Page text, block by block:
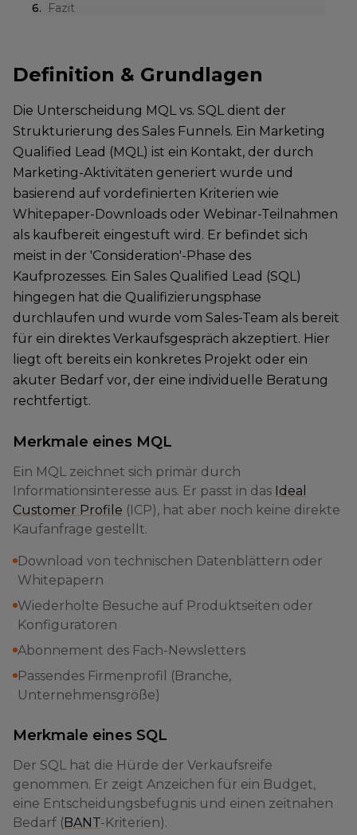
6. Fazit
Definition & Grundlagen
Die Unterscheidung MQL vs. SQL dient der
Strukturierung des Sales Funnels. Ein Marketing
Qualified Lead (MQL) ist ein Kontakt, der durch
Marketing-Aktivitäten generiert wurde und
basierend auf vordefinierten Kriterien wie
Whitepaper-Downloads oder Webinar-Teilnahmen
als kaufbereit eingestuft wird. Er befindet sich
meist in der 'Consideration'-Phase des
Kaufprozesses. Ein Sales Qualified Lead (SQL)
hingegen hat die Qualifizierungsphase
durchlaufen und wurde vom Sales-Team als bereit
für ein direktes Verkaufsgespräch akzeptiert. Hier
liegt oft bereits ein konkretes Projekt oder ein
akuter Bedarf vor, der eine individuelle Beratung
rechtfertigt.
Merkmale eines MQL
Ein MQL zeichnet sich primär durch
Informationsinteresse aus. Er passt in das Ideal
Customer Profile (ICP), hat aber noch keine direkte
Kaufanfrage gestellt.
Download von technischen Datenblättern oder
Whitepapern
Wiederholte Besuche auf Produktseiten oder
Konfiguratoren
Abonnement des Fach-Newsletters
Passendes Firmenprofil (Branche,
Unternehmensgröße)
Merkmale eines SQL
Der SQL hat die Hürde der Verkaufsreife
genommen. Er zeigt Anzeichen für ein Budget,
eine Entscheidungsbefugnis und einen zeitnahen
Bedarf (BANT-Kriterien).